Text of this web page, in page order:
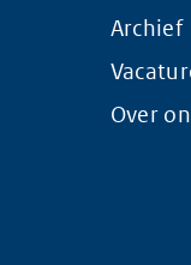
Archief
Over